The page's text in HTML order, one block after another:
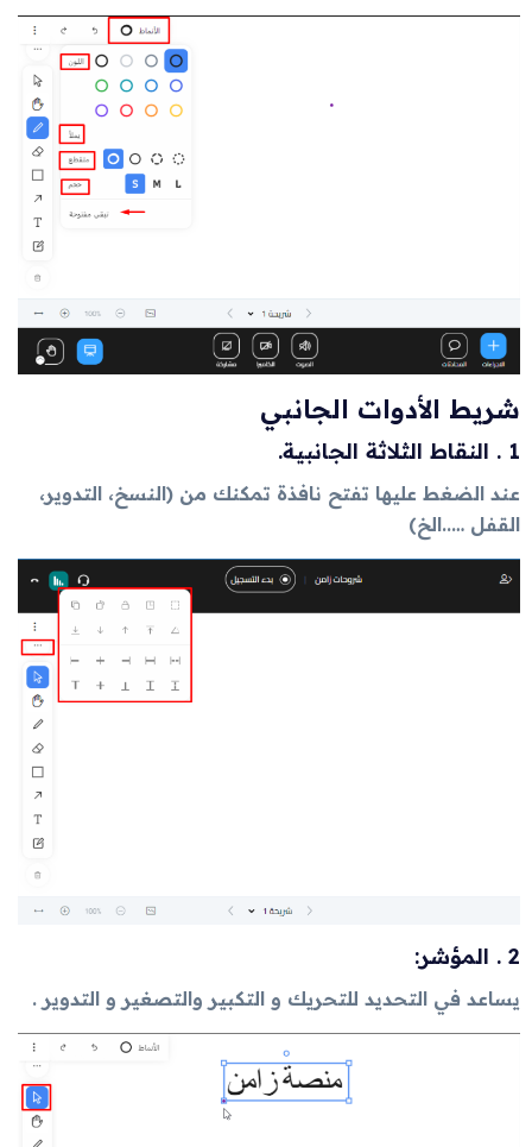
شريط الأدوات الجانبي
1 . النقاط الثلاثة الجانبية.
عند الضغط عليها تفتح نافذة تمكنك من (النسخ، التدوير،
القفل …..الخ)
2 . المؤشر:
يساعد في التحديد للتحريك و التكبير والتصغير و التدوير .